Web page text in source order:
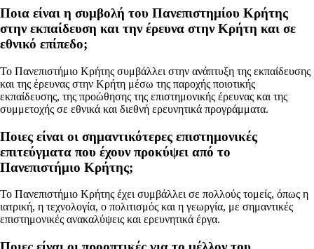
Ποια είναι η συμβολή του Πανεπιστημίου Κρήτης
στην εκπαίδευση και την έρευνα στην Κρήτη και σε
εθνικό επίπεδο;
Το Πανεπιστήμιο Κρήτης συμβάλλει στην ανάπτυξη της εκπαίδευσης
και της έρευνας στην Κρήτη μέσω της παροχής ποιοτικής
εκπαίδευσης, της προώθησης της επιστημονικής έρευνας και της
συμμετοχής σε εθνικά και διεθνή ερευνητικά προγράμματα.
Ποιες είναι οι σημαντικότερες επιστημονικές
επιτεύγματα που έχουν προκύψει από το
Πανεπιστήμιο Κρήτης;
Το Πανεπιστήμιο Κρήτης έχει συμβάλλει σε πολλούς τομείς, όπως η
ιατρική, η τεχνολογία, ο πολιτισμός και η γεωργία, με σημαντικές
επιστημονικές ανακαλύψεις και ερευνητικά έργα.